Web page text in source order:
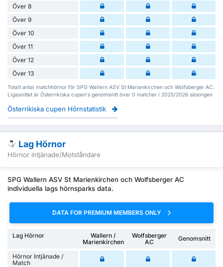
Över 8
Över 9
Över 10
Över 11
Över 12
Över 13
Totalt antal matchhörnor för SPG Wallern ASV St Marienkirchen och Wolfsberger AC.
Ligasnittet är Österrikiska cupen's genomsnitt över 0 matcher i 2025/2026 säsongen
Österrikiska cupen Hörnstatistik
Lag Hörnor
Hörnor intjänade/Motståndare
SPG Wallern ASV St Marienkirchen och Wolfsberger AC
individuella lags hörnsparks data.
DATA FOR PREMIUM MEMBERS ONLY
Lag Hörnor
Wallern /
Marienkirchen
Wolfsberger
AC
Genomsnitt
Hörnor Intjänade /
Match